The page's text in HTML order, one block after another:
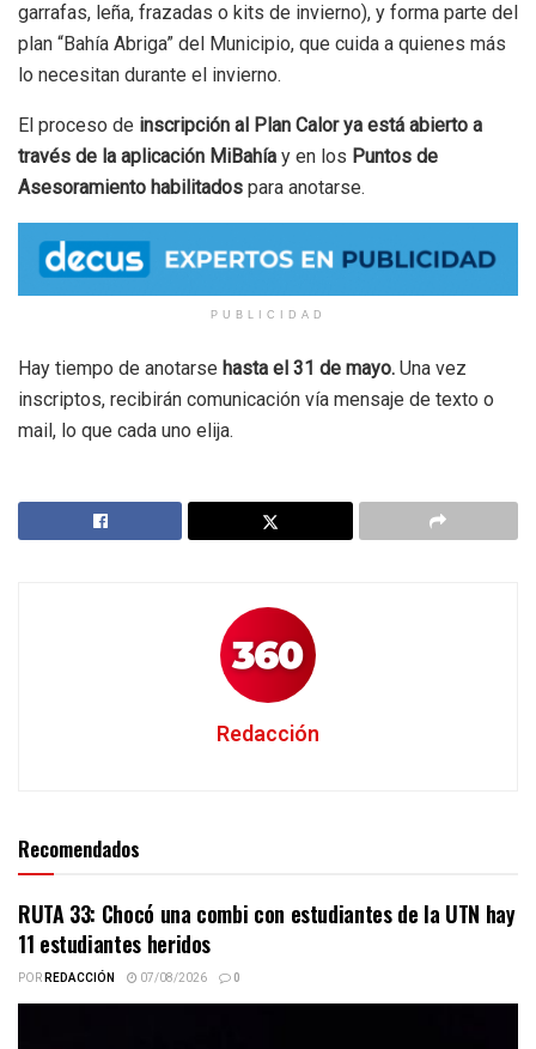
garrafas, leña, frazadas o kits de invierno), y forma parte del
plan “Bahía Abriga” del Municipio, que cuida a quienes más
lo necesitan durante el invierno.
El proceso de inscripción al Plan Calor ya está abierto a
través de la aplicación MiBahía y en los Puntos de
Asesoramiento habilitados para anotarse.
PUBLICIDAD
Hay tiempo de anotarse hasta el 31 de mayo. Una vez
inscriptos, recibirán comunicación vía mensaje de texto o
mail, lo que cada uno elija.
Redacción
Recomendados
RUTA 33: Chocó una combi con estudiantes de la UTN hay
11 estudiantes heridos
PORREDACCIÓN 07/08/2026 0